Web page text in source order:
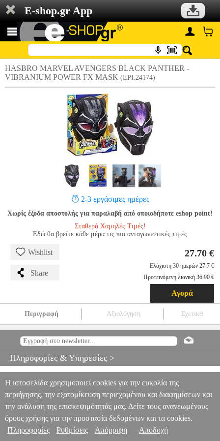
E-shop.gr App
HASBRO MARVEL AVENGERS BLACK PANTHER -
VIBRANIUM POWER FX MASK (EPI.24174)
2-3 εργάσιμες ημέρες
Χωρίς έξοδα αποστολής για παραλαβή από οποιοδήποτε eshop point!
Σταθερά Χαμηλές Τιμές!
Εδώ θα βρείτε κάθε μέρα τις πιο ανταγωνιστικές τιμές
Wishlist
Share
27.70 €
Ελάχιστη 30 ημερών 27.7 €
Προτεινόμενη λιανική 36.90 €
Αγορά
Περιγραφή Αξιολόγηση Σχετικά
VIBRANIUM POWER FX MASK
EPI.24174 HASBRO
PANTHER - VIBRANIUM POWER FX MASK
Πληροφορίες & Υπηρεσίες >
Η ιστοσελίδα χρησιμοποιεί cookies για την ευκολία της
περιήγησης, την εξατομίκευση περιεχομένου και διαφημίσεων και
την ανάλυση της επισκεψιμότητάς μας. Δείτε τους ανανεωμένους
όρους χρήσης για την προστασία δεδομένων και τα cookies.
Πληροφορίες
Ρυθμίσεις Απόρριψη Αποδοχή